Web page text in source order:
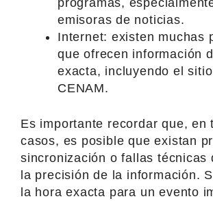
emisoras de noticias.
Internet: existen muchas
que ofrecen información
exacta, incluyendo el
CENAM.
Es importante recordar que, en
casos, es posible que existan
sincronización o fallas técnicas
la precisión de la información.
la hora exacta para un evento